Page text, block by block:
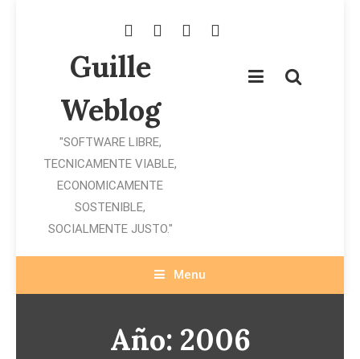
Guille
Weblog
"SOFTWARE LIBRE,
TECNICAMENTE VIABLE,
ECONOMICAMENTE
SOSTENIBLE,
SOCIALMENTE JUSTO."
Menu
Año: 2006